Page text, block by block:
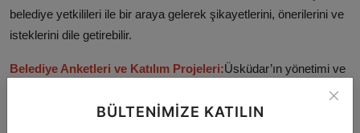
BÜLTENIMIZE KATILIN
belediye yetkilileri ile bir araya gelerek şikayetlerini, önerilerini ve
isteklerini dile getirebilir.
Belediye Anketleri ve Katılım Projeleri:Üsküdar’ın yönetimi ve
yeni projeler hakkında vatandaşların görüşlerini almak amacıyla
düzenlenen anketler ve katılım projeleri. Üsküdar Belediyesi,